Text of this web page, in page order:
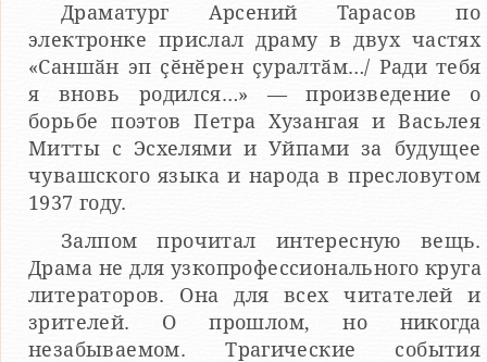
Драматург Арсений Тарасов по
электронке прислал драму в двух частях
«Саншӑн эп ҫӗнӗрен ҫуралтӑм…/ Ради тебя
я вновь родился…» — произведение о
борьбе поэтов Петра Хузангая и Васьлея
Митты с Эсхелями и Уйпами за будущее
чувашского языка и народа в пресловутом
1937 году.
Залпом прочитал интересную вещь.
Драма не для узкопрофессионального круга
литераторов. Она для всех читателей и
зрителей. О прошлом, но никогда
незабываемом. Трагические события